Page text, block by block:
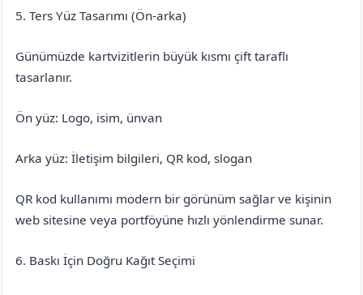
5. Ters Yüz Tasarımı (Ön-arka)
Günümüzde kartvizitlerin büyük kısmı çift taraflı
tasarlanır.
Ön yüz: Logo, isim, ünvan
Arka yüz: İletişim bilgileri, QR kod, slogan
QR kod kullanımı modern bir görünüm sağlar ve kişinin
web sitesine veya portföyüne hızlı yönlendirme sunar.
6. Baskı İçin Doğru Kağıt Seçimi